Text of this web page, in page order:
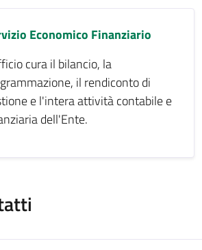
Economico Finanziario
cura il bilancio, la
il rendiconto di
e l'intera attività contabile e
dell'Ente.